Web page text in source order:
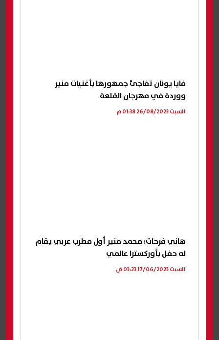
فايا يونان تفاجئ جمهورها بأغنيات منير
ووردة في مهرجان القلعة
السبت 26/08/2023 01:38 م
هاني فرحات: محمد منير أول مطرب عربي يقام
له حفل بأوركسترا عالمي
السبت 17/06/2023 03:23 ص